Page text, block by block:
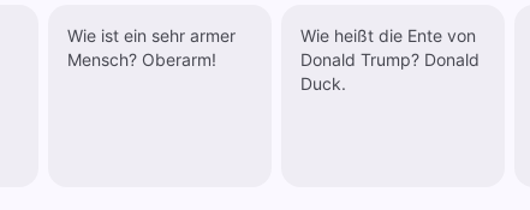
Wie ist ein sehr armer
Mensch? Oberarm!
Wie heißt die Ente von
Donald Trump? Donald
Duck.